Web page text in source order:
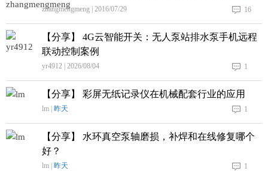
zhangmengmeng | 2016/07/29 16
【分享】 4G云智能开关：无人泵站排水泵手机远程
联动控制案例
yr4912 | 2026/08/04 1
【分享】 彩屏无纸记录仪在机械配套行业的应用
lm | 昨天 1
【分享】 水环真空泵轴磨损，补焊和在线修复哪个
好？
lm | 昨天 1